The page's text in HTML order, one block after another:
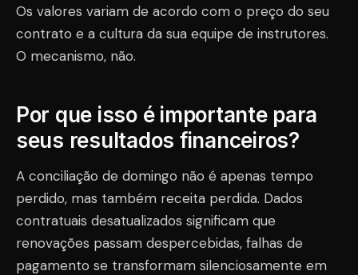
Os valores variam de acordo com o preço do seu
contrato e a cultura da sua equipe de instrutores.
O mecanismo, não.
Por que isso é importante para
seus resultados financeiros?
A conciliação de domingo não é apenas tempo
perdido, mas também receita perdida. Dados
contratuais desatualizados significam que
renovações passam despercebidas, falhas de
pagamento se transformam silenciosamente em